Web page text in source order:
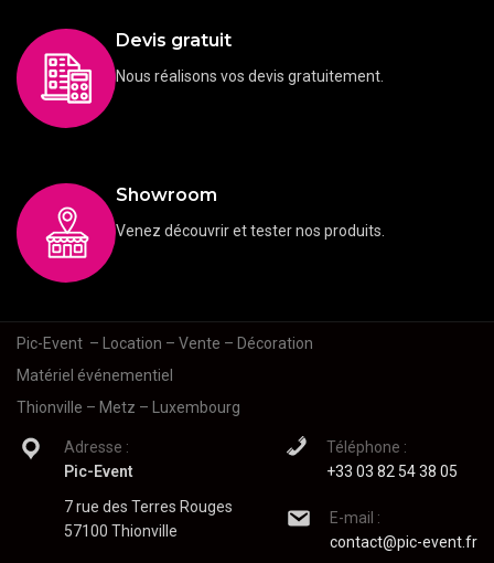
Devis gratuit
Nous réalisons vos devis gratuitement.
Showroom
Venez découvrir et tester nos produits.
Pic-Event – Location – Vente – Décoration
Matériel événementiel
Thionville – Metz – Luxembourg
Adresse :
Pic-Event
7 rue des Terres Rouges
57100 Thionville
Téléphone :
+33 03 82 54 38 05
E-mail :
contact@pic-event.fr